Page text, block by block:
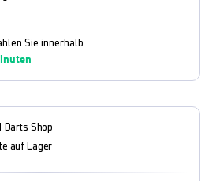
Sie innerhalb
Shop
auf Lager